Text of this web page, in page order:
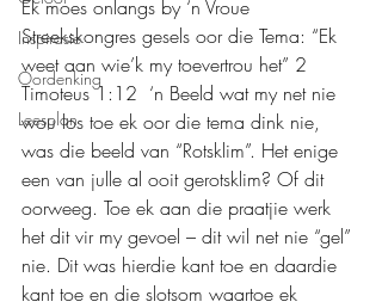
Inspirasie
Oordenking
Leesplan
Ek moes onlangs by ‘n Vroue
Streekskongres gesels oor die Tema: “Ek
weet aan wie’k my toevertrou het” 2
Timoteus 1:12  ‘n Beeld wat my net nie
wou los toe ek oor die tema dink nie,
was die beeld van “Rotsklim”. Het enige
een van julle al ooit gerotsklim? Of dit
oorweeg. Toe ek aan die praatjie werk
het dit vir my gevoel – dit wil net nie “gel”
nie. Dit was hierdie kant toe en daardie
kant toe en die slotsom waartoe ek